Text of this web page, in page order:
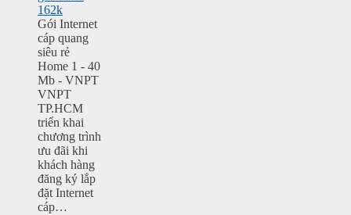
162k
Gói Internet
cáp quang
siêu rẻ
Home 1 - 40
Mb - VNPT
VNPT
TP.HCM
triển khai
chương trình
ưu đãi khi
khách hàng
đăng ký lắp
đặt Internet
cáp…